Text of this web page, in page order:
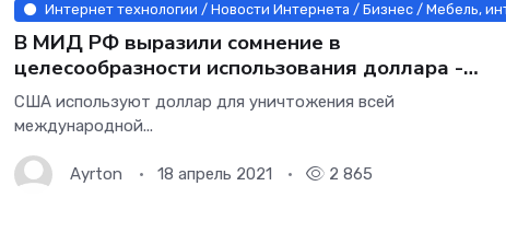
Интернет технологии / Новости Интернета / Бизнес / Мебель,
В МИД РФ выразили сомнение в
целесообразности использования доллара -
«Бизнес»
США используют доллар для уничтожения всей
международной...
Ayrton 18 апрель 2021 2 865